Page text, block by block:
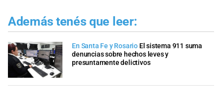
Además tenés que leer:
En Santa Fe y Rosario El sistema 911 suma
denuncias sobre hechos leves y
presuntamente delictivos